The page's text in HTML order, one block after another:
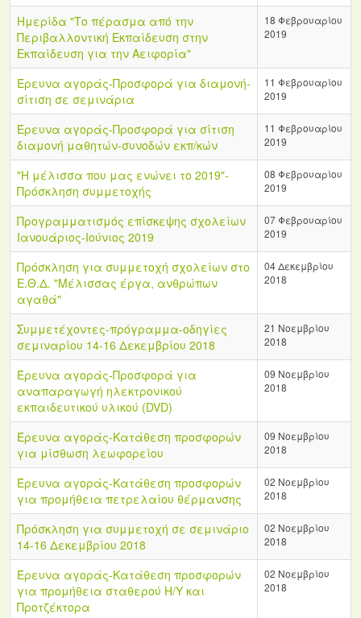
Ημερίδα "Το πέρασμα από την
Περιβαλλοντική Εκπαίδευση στην
Εκπαίδευση για την Αειφορία"
18 Φεβρουαρίου
2019
Έρευνα αγοράς-Προσφορά για διαμονή-
σίτιση σε σεμινάρια
11 Φεβρουαρίου
2019
Έρευνα αγοράς-Προσφορά για σίτιση
διαμονή μαθητών-συνοδών εκπ/κών
11 Φεβρουαρίου
2019
"Η μέλισσα που μας ενώνει το 2019"-
Πρόσκληση συμμετοχής
08 Φεβρουαρίου
2019
Προγραμματισμός επίσκεψης σχολείων
Ιανουάριος-Ιούνιος 2019
07 Φεβρουαρίου
2019
Πρόσκληση για συμμετοχή σχολείων στο
Ε.Θ.Δ. "Μέλισσας έργα, ανθρώπων
αγαθά"
04 Δεκεμβρίου
2018
Συμμετέχοντες-πρόγραμμα-οδηγίες
σεμιναρίου 14-16 Δεκεμβρίου 2018
21 Νοεμβρίου
2018
Έρευνα αγοράς-Προσφορά για
αναπαραγωγή ηλεκτρονικού
εκπαιδευτικού υλικού (DVD)
09 Νοεμβρίου
2018
Έρευνα αγοράς-Κατάθεση προσφορών
για μίσθωση λεωφορείου
09 Νοεμβρίου
2018
Έρευνα αγοράς-Κατάθεση προσφορών
για προμήθεια πετρελαίου θέρμανσης
02 Νοεμβρίου
2018
Πρόσκληση για συμμετοχή σε σεμινάριο
14-16 Δεκεμβρίου 2018
02 Νοεμβρίου
2018
Έρευνα αγοράς-Κατάθεση προσφορών
για προμήθεια σταθερού Η/Υ και
Προτζέκτορα
02 Νοεμβρίου
2018